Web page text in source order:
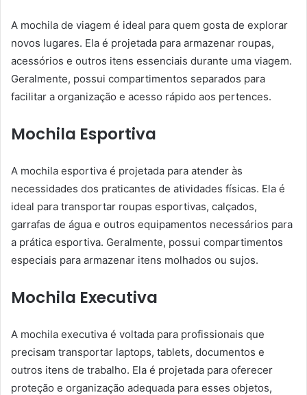
A mochila de viagem é ideal para quem gosta de explorar
novos lugares. Ela é projetada para armazenar roupas,
acessórios e outros itens essenciais durante uma viagem.
Geralmente, possui compartimentos separados para
facilitar a organização e acesso rápido aos pertences.
Mochila Esportiva
A mochila esportiva é projetada para atender às
necessidades dos praticantes de atividades físicas. Ela é
ideal para transportar roupas esportivas, calçados,
garrafas de água e outros equipamentos necessários para
a prática esportiva. Geralmente, possui compartimentos
especiais para armazenar itens molhados ou sujos.
Mochila Executiva
A mochila executiva é voltada para profissionais que
precisam transportar laptops, tablets, documentos e
outros itens de trabalho. Ela é projetada para oferecer
proteção e organização adequada para esses objetos,